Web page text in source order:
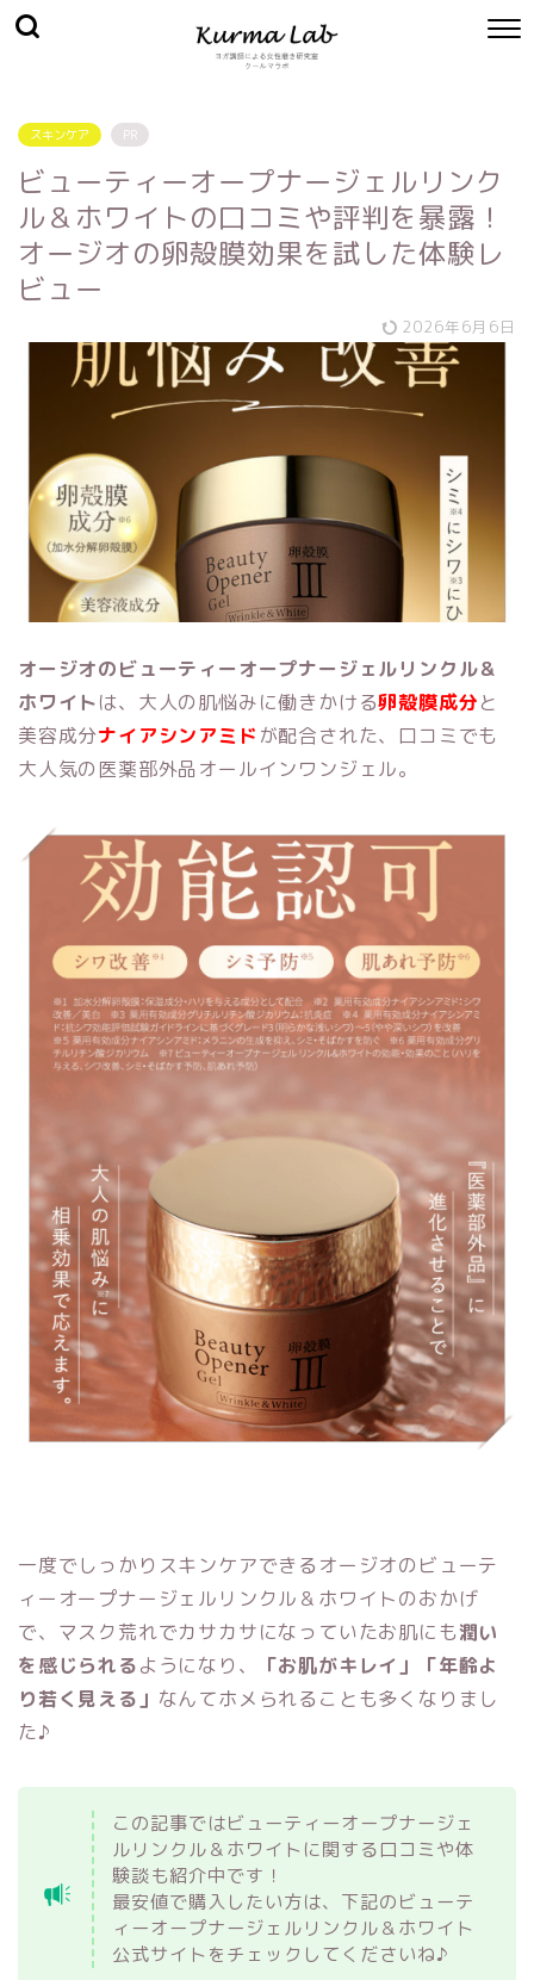
スキンケア PR
ビューティーオープナージェルリンク
ル＆ホワイトの口コミや評判を暴露！
オージオの卵殻膜効果を試した体験レ
ビュー
2026年6月6日
オージオのビューティーオープナージェルリンクル＆
ホワイトは、大人の肌悩みに働きかける卵殻膜成分と
美容成分ナイアシンアミド が配合された、口コミでも
大人気の医薬部外品オールインワンジェル。
一度でしっかりスキンケアできるオージオのビューテ
ィーオープナージェルリンクル＆ホワイトのおかげ
で、マスク荒れでカサカサになっていたお肌にも潤い
を感じられるようになり、
「お肌がキレイ」「年齢よ
り若く見える」 なんてホメられることも多くなりまし
た♪
この記事ではビューティーオープナージェ
ルリンクル＆ホワイトに関する口コミや体
験談も紹介中です！
最安値で購入したい方は、下記のビューテ
ィーオープナージェルリンクル＆ホワイト
公式サイトをチェックしてくださいね♪